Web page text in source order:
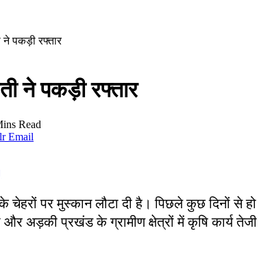
ने पकड़ी रफ्तार
ने पकड़ी रफ्तार
Read
Email
पर मुस्कान लौटा दी है। पिछले कुछ दिनों से
और अड़की प्रखंड के ग्रामीण क्षेत्रों में कृषि कार्य